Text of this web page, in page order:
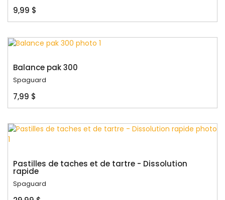
9,99 $
Balance pak 300
Spaguard
7,99 $
Pastilles de taches et de tartre - Dissolution
rapide
Spaguard